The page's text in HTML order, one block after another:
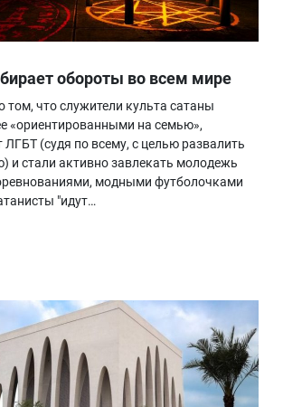
обороты во всем мире
том, что служители культа сатаны
«ориентированными на семью»,
ЛГБТ (судя по всему, с целью развалить
и стали активно завлекать молодежь
модными футболочками
"идут…